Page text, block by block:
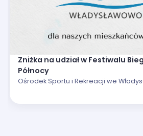
Zniżka na udział w Festiwalu
Północy
Ośrodek Sportu i Rekreacji we